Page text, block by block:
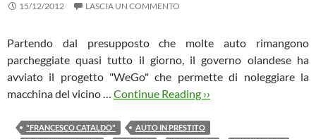
15/12/2012 LASCIA UN COMMENTO
Partendo dal presupposto che molte auto rimangono
parcheggiate quasi tutto il giorno, il governo olandese ha
avviato il progetto "WeGo" che permette di noleggiare la
macchina del vicino … Continue Reading ››
"FRANCESCO CATALDO"
AUTO IN PRESTITO